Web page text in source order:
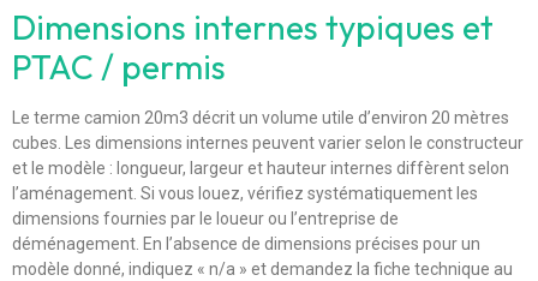
Dimensions internes typiques et
PTAC / permis
Le terme camion 20m3 décrit un volume utile d’environ 20 mètres
cubes. Les dimensions internes peuvent varier selon le constructeur
et le modèle : longueur, largeur et hauteur internes diffèrent selon
l’aménagement. Si vous louez, vérifiez systématiquement les
dimensions fournies par le loueur ou l’entreprise de
déménagement. En l’absence de dimensions précises pour un
modèle donné, indiquez « n/a » et demandez la fiche technique au